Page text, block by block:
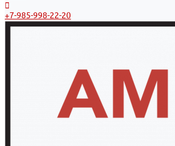
+7-985-998-22-20